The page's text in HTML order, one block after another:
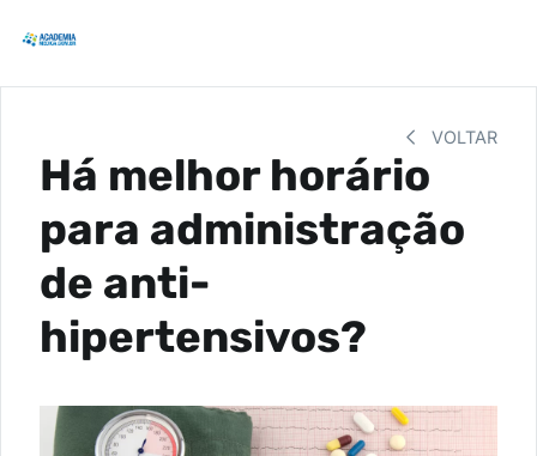
VOLTAR
Há melhor horário
para administração
de anti-
hipertensivos?